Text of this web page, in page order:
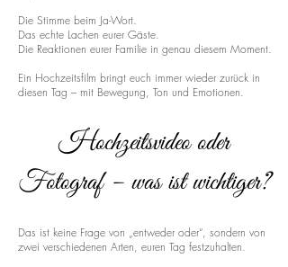
Die Stimme beim Ja-Wort.
Das echte Lachen eurer Gäste.
Die Reaktionen eurer Familie in genau diesem Moment.
Ein Hochzeitsfilm bringt euch immer wieder zurück in
diesen Tag – mit Bewegung, Ton und Emotionen.
Hochzeitsvideo oder
Fotograf – was ist wichtiger?
Das ist keine Frage von „entweder oder“, sondern von
zwei verschiedenen Arten, euren Tag festzuhalten.